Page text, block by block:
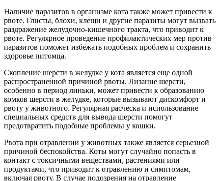
Наличие паразитов в организме кота также может привести к
рвоте. Глисты, блохи, клещи и другие паразиты могут вызвать
раздражение желудочно-кишечного тракта, что приводит к
рвоте. Регулярное проведение профилактических мер против
паразитов поможет избежать подобных проблем и сохранить
здоровье питомца.
Скопление шерсти в желудке у кота является еще одной
распространенной причиной рвоты. Лизание шерсти,
особенно в период линьки, может привести к образованию
комков шерсти в желудке, которые вызывают дискомфорт и
рвоту у животного. Регулярная расческа и использование
специальных средств для вывода шерсти помогут
предотвратить подобные проблемы у кошки.
Рвота при отравлении у животных также является серьезной
причиной беспокойства. Коты могут случайно попасть в
контакт с токсичными веществами, растениями или
продуктами, что приводит к отравлению и симптомам,
включая рвоту. В случае подозрения на отравление